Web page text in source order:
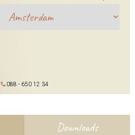
088 - 650 12 34
Downloads